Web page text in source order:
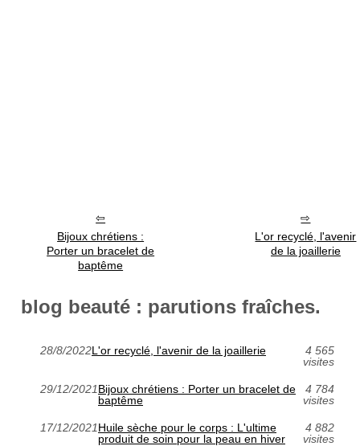
Bijoux chrétiens :
Porter un bracelet de
baptême
L'or recyclé, l'avenir
de la joaillerie
blog beauté : parutions fraîches.
28/8/2022L'or recyclé, l'avenir de la joaillerie
4 565
visites
29/12/2021Bijoux chrétiens : Porter un bracelet de
baptême
4 784
visites
17/12/2021Huile sèche pour le corps : L'ultime
produit de soin pour la peau en hiver
4 882
visites